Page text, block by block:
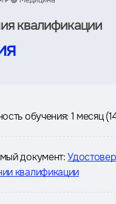
квалификации
обучения: 1 месяц
документ:
квалификации